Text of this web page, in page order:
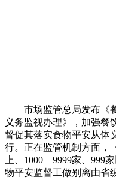
市场监管总局发布《餐
义务监视办理》，加强餐
督促其落实食物平安从体
行。正在监管机制方面，
上、1000—9999家、999
物平安监督工做别离由省